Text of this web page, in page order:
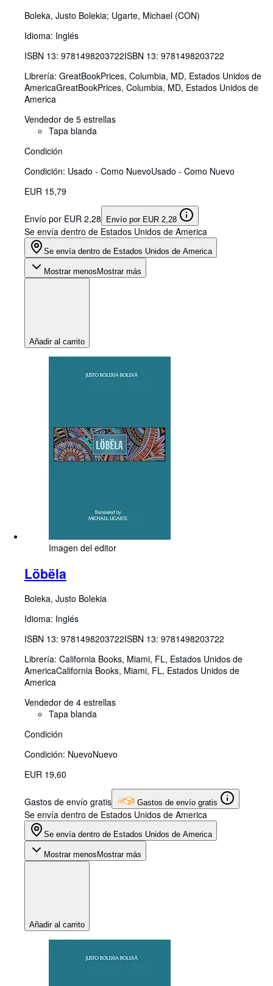
Boleka, Justo Bolekia; Ugarte, Michael (CON)
Idioma: Inglés
ISBN 13: 9781498203722ISBN 13: 9781498203722
Librería: GreatBookPrices, Columbia, MD, Estados Unidos de
AmericaGreatBookPrices, Columbia, MD, Estados Unidos de
America
Vendedor de 5 estrellas
Tapa blanda
Condición
Condición: Usado - Como NuevoUsado - Como Nuevo
EUR 15,79
Envío por EUR 2,28 Envío por EUR 2,28
Se envía dentro de Estados Unidos de America
Se envía dentro de Estados Unidos de America
Mostrar menos Mostrar más
Añadir al carrito
Imagen del editor
Löbëla
Boleka, Justo Bolekia
Idioma: Inglés
ISBN 13: 9781498203722ISBN 13: 9781498203722
Librería: California Books, Miami, FL, Estados Unidos de
AmericaCalifornia Books, Miami, FL, Estados Unidos de
America
Vendedor de 4 estrellas
Tapa blanda
Condición
Condición: NuevoNuevo
EUR 19,60
Gastos de envío gratis Gastos de envío gratis
Se envía dentro de Estados Unidos de America
Se envía dentro de Estados Unidos de America
Mostrar menos Mostrar más
Añadir al carrito